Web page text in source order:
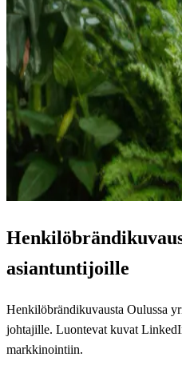
asiantuntijoille
Henkilöbrändikuvausta Oulussa
johtajille. Luontevat kuvat
markkinointiin.